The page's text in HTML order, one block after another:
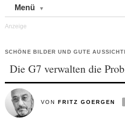
Menü
SCHÖNE BILDER UND GUTE
Die G7 verwalten die
VON FRITZ GOERGEN